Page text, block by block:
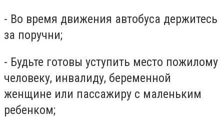
- Во время движения автобуса держитесь
за поручни;
- Будьте готовы уступить место пожилому
человеку, инвалиду, беременной
женщине или пассажиру с маленьким
ребенком;